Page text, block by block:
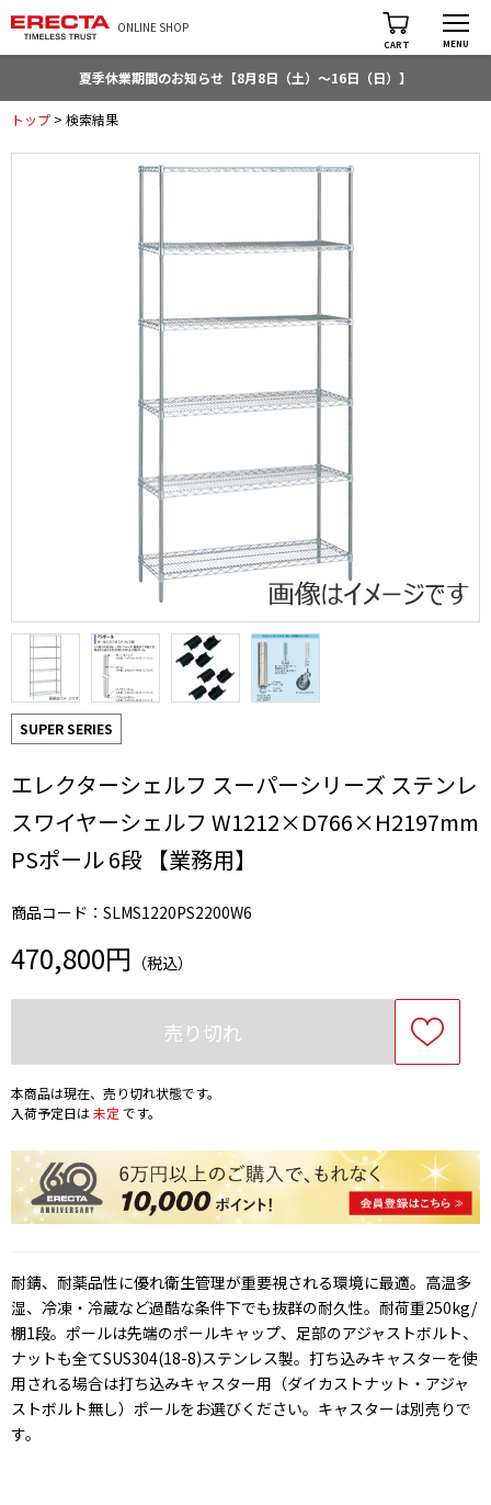
ONLINE SHOP
CART MENU
夏季休業期間のお知らせ【8月8日（土）～16日（日）】
トップ > 検索結果
SUPER SERIES
エレクターシェルフ スーパーシリーズ ステンレ
スワイヤーシェルフ W1212×D766×H2197mm
PSポール 6段 【業務用】
商品コード：SLMS1220PS2200W6
470,800円 （税込）
売り切れ
本商品は現在、売り切れ状態です。
入荷予定日は未定 です。
耐錆、耐薬品性に優れ衛生管理が重要視される環境に最適。高温多
湿、冷凍・冷蔵など過酷な条件下でも抜群の耐久性。耐荷重250kg/
棚1段。ポールは先端のポールキャップ、足部のアジャストボルト、
ナットも全てSUS304(18-8)ステンレス製。打ち込みキャスターを使
用される場合は打ち込みキャスター用（ダイカストナット・アジャ
ストボルト無し）ポールをお選びください。キャスターは別売りで
す。